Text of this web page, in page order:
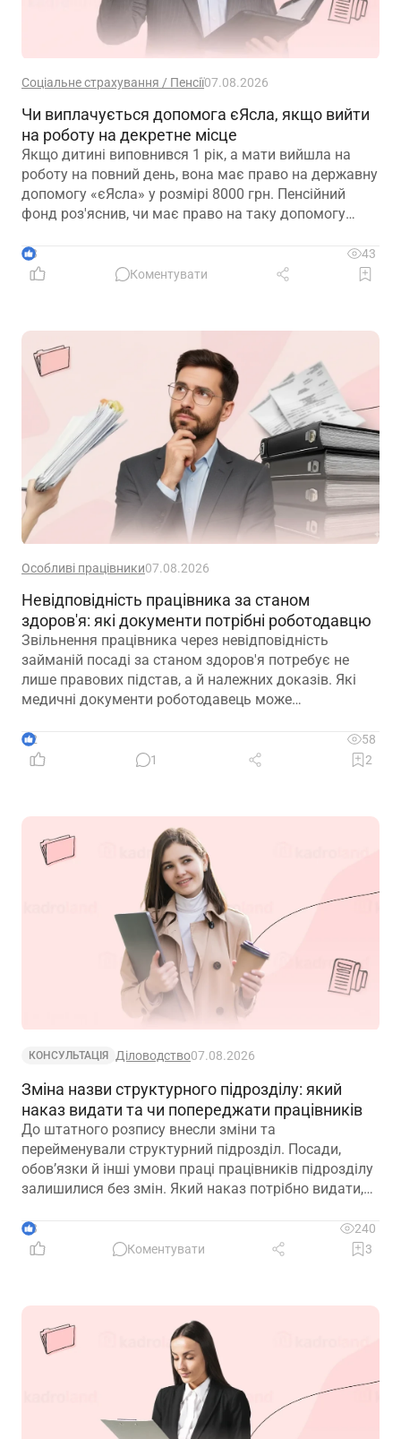
Соціальне страхування / Пенсії07.08.2026
Чи виплачується допомога єЯсла, якщо вийти
на роботу на декретне місце
Якщо дитині виповнився 1 рік, а мати вийшла на
роботу на повний день, вона має право на державну
допомогу «єЯсла» у розмірі 8000 грн. Пенсійний
фонд роз'яснив, чи має право на таку допомогу
3
43
Коментувати
Особливі працівники07.08.2026
Невідповідність працівника за станом
здоров'я: які документи потрібні роботодавцю
Звільнення працівника через невідповідність
займаній посаді за станом здоров'я потребує не
лише правових підстав, а й належних доказів. Які
медичні документи роботодавець може
обставини – розповідаємо далі
2
58
1
2
КОНСУЛЬТАЦІЯ Діловодство07.08.2026
Зміна назви структурного підрозділу: який
наказ видати та чи попереджати працівників
До штатного розпису внесли зміни та
перейменували структурний підрозділ. Посади,
обов’язки й інші умови праці працівників підрозділу
залишилися без змін. Який наказ потрібно видати,
підрозділі з новою назвою: про переведення чи
переміщення? Чи потрібно вносити записи до
зміною істотних умов праці? Наприклад, працівник
був обліковцем тваринного комплексу, а після
перейменування працює у свинофермі.
3
240
Коментувати
3